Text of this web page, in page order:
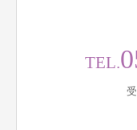
TEL.